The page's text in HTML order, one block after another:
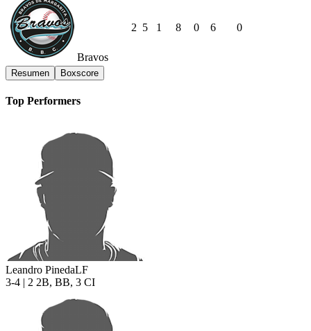
Bravos
2 5 1 8 0 6 0
Resumen Boxscore
Top Performers
Leandro PinedaLF
3-4 | 2 2B, BB, 3 CI